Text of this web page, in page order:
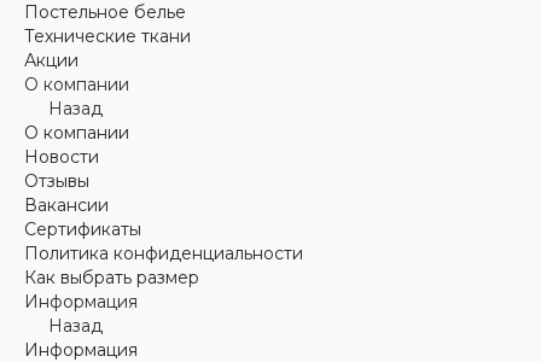
Постельное белье
Технические ткани
Акции
О компании
Назад
О компании
Новости
Отзывы
Вакансии
Сертификаты
Политика конфиденциальности
Как выбрать размер
Информация
Назад
Информация